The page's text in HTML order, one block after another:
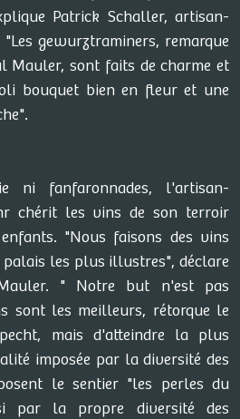
Patrick Schaller, artisan-
gewurztraminers, remarque
Mauler, sont faits de charme et
bouquet bien en fleur et une
ni fanfaronnades, l'artisan-
chérit les vins de son terroir
"Nous faisons des vins
les plus illustres", déclare
" Notre but n'est pas
sont les meilleurs, rétorque le
mais d'atteindre la plus
imposée par la diversité des
le sentier "les perles du
par la propre diversité des